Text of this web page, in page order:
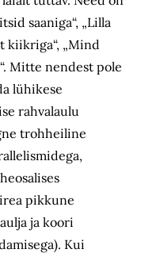
saaniga“, „Lilla
kiikriga“, „Mind
Mitte nendest pole
lühikese
rahvalaulu
trohheiline
pikkune
ja koori
Kui